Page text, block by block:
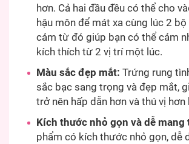
hơn. Cả hai đầu đều có thể cho
hậu môn để mát xa cùng lúc 2 bộ
cảm từ đó giúp bạn có thể cảm
kích thích từ 2 vị trí một lúc.
Màu sắc đẹp mắt: Trứng rung
sắc bạc sang trọng và đẹp mắt,
trở nên hấp dẫn hơn và thú vị
Kích thước nhỏ gọn và dễ mang
phẩm có kích thước nhỏ gọn, dễ